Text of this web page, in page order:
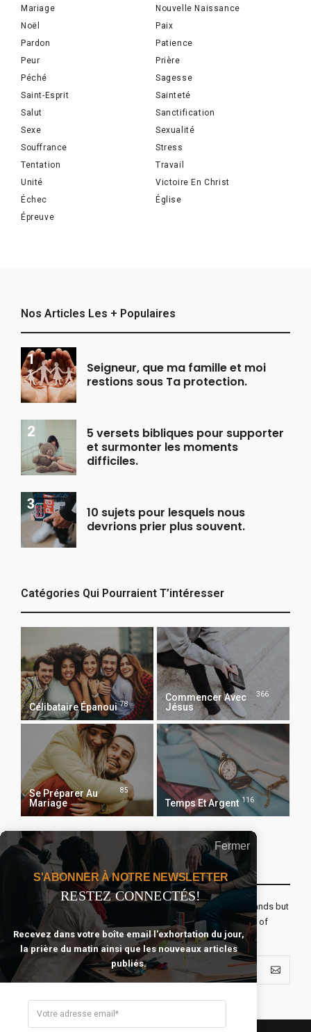
Mariage
Nouvelle Naissance
Noël
Paix
Pardon
Patience
Peur
Prière
Péché
Sagesse
Saint-Esprit
Sainteté
Salut
Sanctification
Sexe
Sexualité
Souffrance
Stress
Tentation
Travail
Unité
Victoire En Christ
Échec
Église
Épreuve
Nos Articles Les + Populaires
Seigneur, que ma famille et moi
restions sous Ta protection.
5 versets bibliques pour supporter
et surmonter les moments
difficiles.
10 sujets pour lesquels nous
devrions prier plus souvent.
Catégories Qui Pourraient T’intéresser
Célibataire Épanoui 78
Commencer Avec
Jésus
366
Se Préparer Au
Mariage
85
Temps Et Argent 116
Recevoir Notre Newsletter Chaque Matin
The real voyage of discovery consists not in seeking new lands but
seeing with new eyes. All journeys have secret destinations of
which the traveler is unaware.
Fermer
S'ABONNER À NOTRE NEWSLETTER
RESTEZ CONNECTÉS!
Recevez dans votre boîte email l'exhortation du jour,
la prière du matin ainsi que les nouveaux articles
publiés.